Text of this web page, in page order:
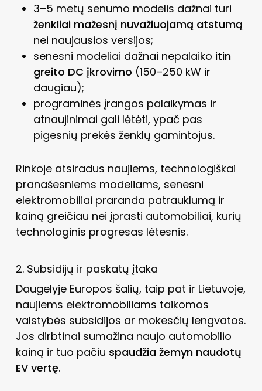
3–5 metų senumo modelis dažnai turi
ženkliai mažesnį nuvažiuojamą atstumą
nei naujausios versijos;
senesni modeliai dažnai nepalaiko itin
greito DC įkrovimo (150–250 kW ir
daugiau);
programinės įrangos palaikymas ir
atnaujinimai gali lėtėti, ypač pas
pigesnių prekės ženklų gamintojus.
Rinkoje atsiradus naujiems, technologiškai
pranašesniems modeliams, senesni
elektromobiliai praranda patrauklumą ir
kainą greičiau nei įprasti automobiliai, kurių
technologinis progresas lėtesnis.
2. Subsidijų ir paskatų įtaka
Daugelyje Europos šalių, taip pat ir Lietuvoje,
naujiems elektromobiliams taikomos
valstybės subsidijos ar mokesčių lengvatos.
Jos dirbtinai sumažina naujo automobilio
kainą ir tuo pačiu spaudžia žemyn naudotų
EV vertę.